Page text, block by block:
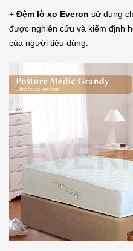
+ Đệm lò xo Everon sử dụng
được nghiên cứu và kiểm định
của người tiêu dùng.